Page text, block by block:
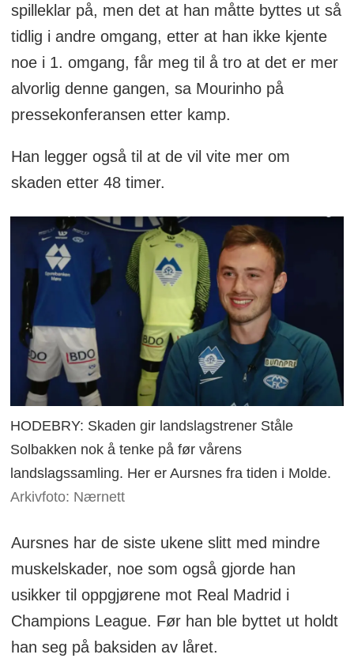
spilleklar på, men det at han måtte byttes ut så
tidlig i andre omgang, etter at han ikke kjente
noe i 1. omgang, får meg til å tro at det er mer
alvorlig denne gangen, sa Mourinho på
pressekonferansen etter kamp.
Han legger også til at de vil vite mer om
skaden etter 48 timer.
HODEBRY: Skaden gir landslagstrener Ståle
Solbakken nok å tenke på før vårens
landslagssamling. Her er Aursnes fra tiden i Molde.
Arkivfoto: Nærnett
Aursnes har de siste ukene slitt med mindre
muskelskader, noe som også gjorde han
usikker til oppgjørene mot Real Madrid i
Champions League. Før han ble byttet ut holdt
han seg på baksiden av låret.